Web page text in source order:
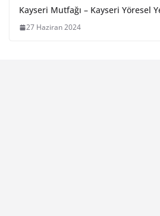
Kayseri Mutfağı – Kayseri Yöresel
27 Haziran 2024